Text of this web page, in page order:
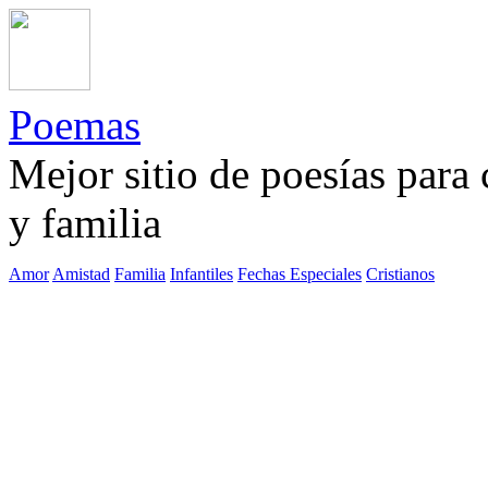
Poemas
Mejor sitio de poesías
y familia
Amor Amistad Familia Infantiles Fechas Especiales Cristianos